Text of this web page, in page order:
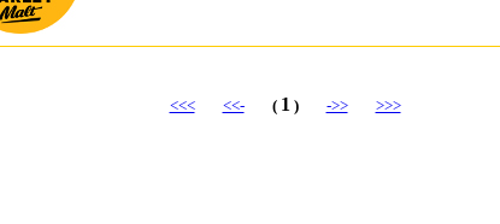
<<< <<- ( 1) ->> >>>